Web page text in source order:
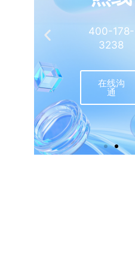
400-178-
3238
在线沟
通